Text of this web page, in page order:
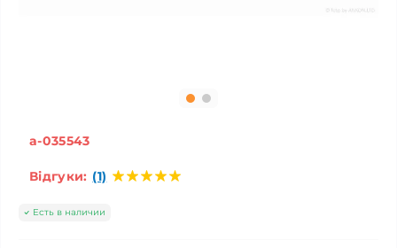
a-035543
Відгуки: (1)
Есть в наличии